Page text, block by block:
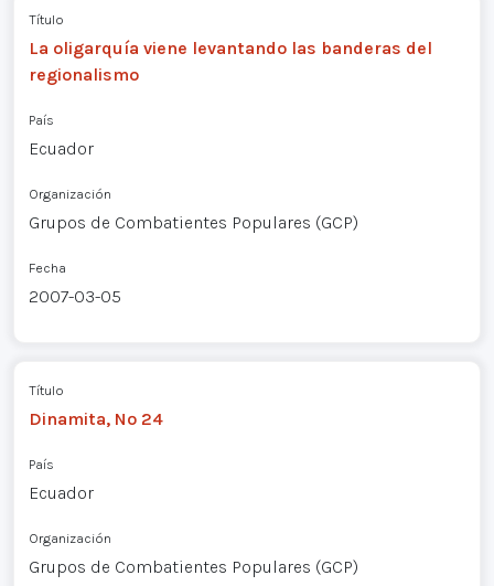
Título
La oligarquía viene levantando las banderas del
regionalismo
País
Ecuador
Organización
Grupos de Combatientes Populares (GCP)
Fecha
2007-03-05
Título
Dinamita, Nº 24
País
Ecuador
Organización
Grupos de Combatientes Populares (GCP)